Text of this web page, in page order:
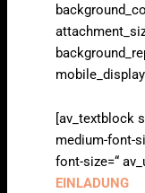
[av_textblock
medium-font-
font-size=“
EINLADUNG